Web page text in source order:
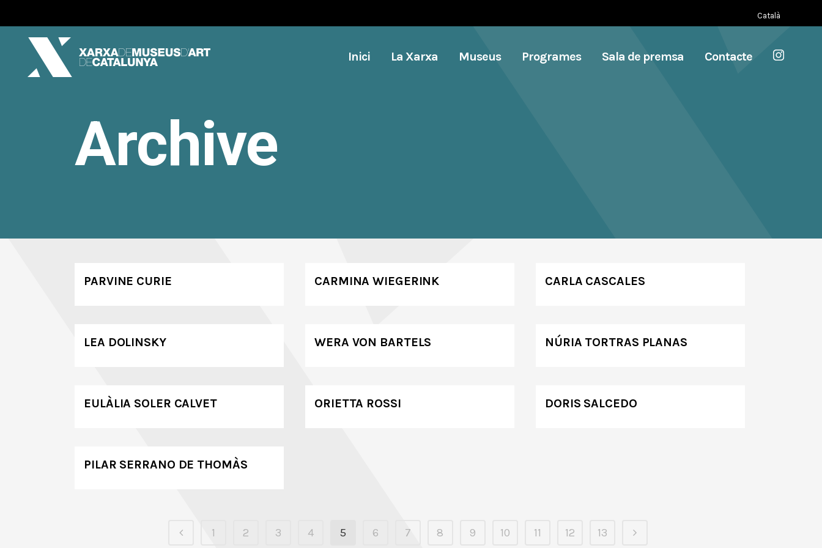
Català
Inici La Xarxa Museus Programes Sala de premsa Contacte
Archive
PARVINE CURIE CARMINA WIEGERINK CARLA CASCALES
LEA DOLINSKY WERA VON BARTELS NÚRIA TORTRAS PLANAS
EULÀLIA SOLER CALVET ORIETTA ROSSI DORIS SALCEDO
PILAR SERRANO DE THOMÀS
1 2 3 4 5 6 7 8 9 10 11 12 13